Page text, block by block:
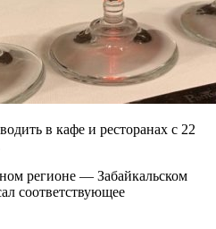
в кафе и ресторанах с 22
регионе — Забайкальском
соответствующее